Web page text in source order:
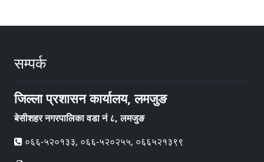
सम्पर्क
जिल्ला प्रशासन कार्यालय, लमजुङ
बेसीशहर नगरपालिका वडा नं ८, लमजुङ
०६६-५२०१३३, ०६६-५२०२५५, ०६६५२१३९९